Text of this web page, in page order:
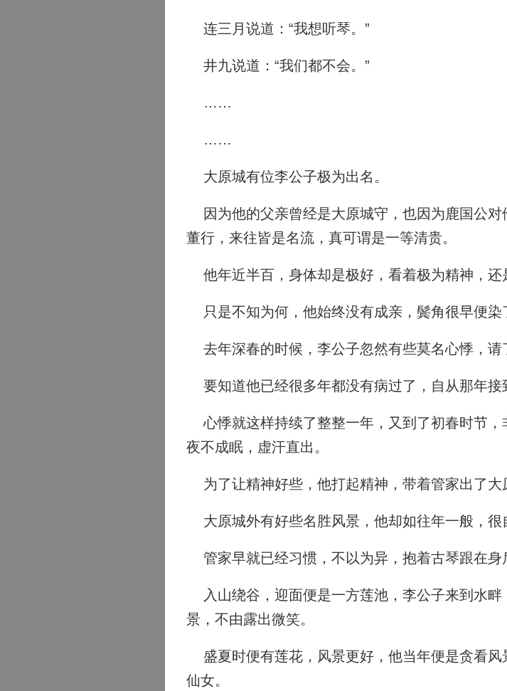
连三月说道：“我想听琴。”
井九说道：“我们都不会。”
……
……
大原城有位李公子极为出名。
因为他的父亲曾经是大原城守，也因为鹿国公对
董行，来往皆是名流，真可谓是一等清贵。
他年近半百，身体却是极好，看着极为精神，还
只是不知为何，他始终没有成亲，鬓角很早便染
去年深春的时候，李公子忽然有些莫名心悸，请
要知道他已经很多年都没有病过了，自从那年接
心悸就这样持续了整整一年，又到了初春时节，
夜不成眠，虚汗直出。
为了让精神好些，他打起精神，带着管家出了大
大原城外有好些名胜风景，他却如往年一般，很
管家早就已经习惯，不以为异，抱着古琴跟在身
入山绕谷，迎面便是一方莲池，李公子来到水畔
景，不由露出微笑。
盛夏时便有莲花，风景更好，他当年便是贪看风
仙女。